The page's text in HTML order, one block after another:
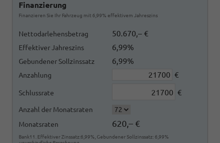
Finanzierung
Finanzieren Sie Ihr Fahrzeug mit 6,99% effektivem Jahreszins
Nettodarlehensbetrag 50.670,– €
Effektiver Jahreszins 6,99%
Gebundener Sollzinssatz 6,99%
Anzahlung €
Schlussrate €
Anzahl der Monatsraten
Monatsraten
620,– €
Bank11. Effektiver Zinssatz:6,99%, Gebundener Sollzinssatz: 6,99%